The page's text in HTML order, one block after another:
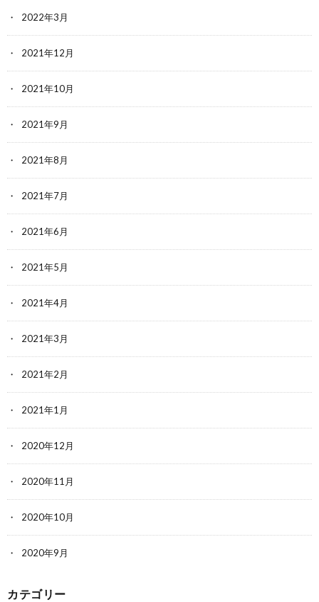
2022年3月
2021年12月
2021年10月
2021年9月
2021年8月
2021年7月
2021年6月
2021年5月
2021年4月
2021年3月
2021年2月
2021年1月
2020年12月
2020年11月
2020年10月
2020年9月
カテゴリー